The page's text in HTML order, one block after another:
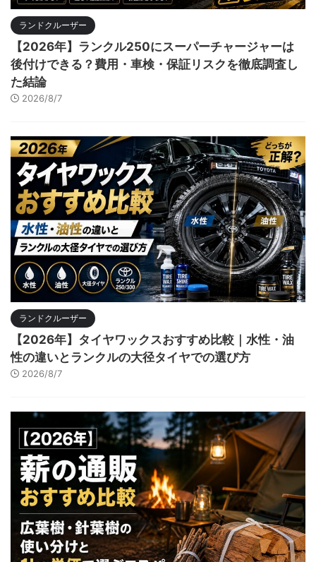
ランドクルーザー
【2026年】ランクル250にスーパーチャージャーは
後付けできる？費用・車検・保証リスクを徹底調査し
た結論
2026/8/7
ランドクルーザー
【2026年】タイヤワックスおすすめ比較｜水性・油
性の違いとランクルの大径タイヤでの選び方
2026/8/7